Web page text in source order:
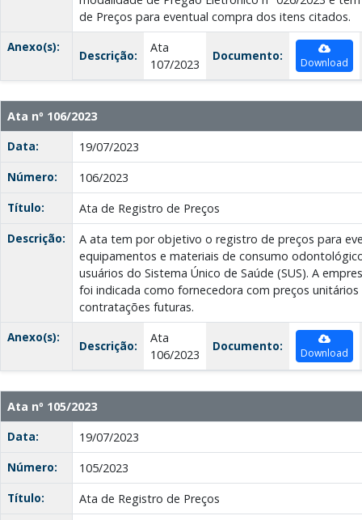
de Preços para eventual compra dos itens citados.
Anexo(s):
Descrição:
Ata
107/2023
Documento: Download
Ata nº 106/2023
Data:
19/07/2023
Número:
106/2023
Título:
Ata de Registro de Preços
Descrição:
A ata tem por objetivo o registro de preços para
equipamentos e materiais de consumo
usuários do Sistema Único de Saúde (SUS). A
foi indicada como fornecedora com preços
contratações futuras.
Anexo(s):
Descrição:
Ata
106/2023
Documento: Download
Ata nº 105/2023
Data:
19/07/2023
Número:
105/2023
Título:
Ata de Registro de Preços